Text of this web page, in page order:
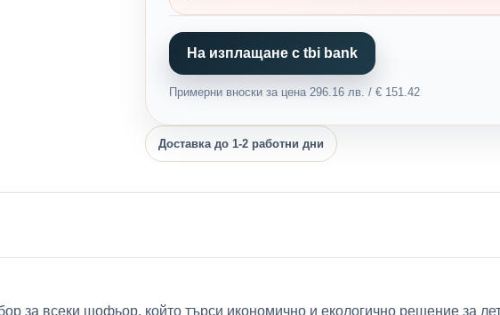
На изплащане с tbi bank
Примерни вноски за цена 296.16 лв. / € 151.42
Доставка до 1-2 работни дни
за всеки шофьор, който търси икономично и екологично решение за